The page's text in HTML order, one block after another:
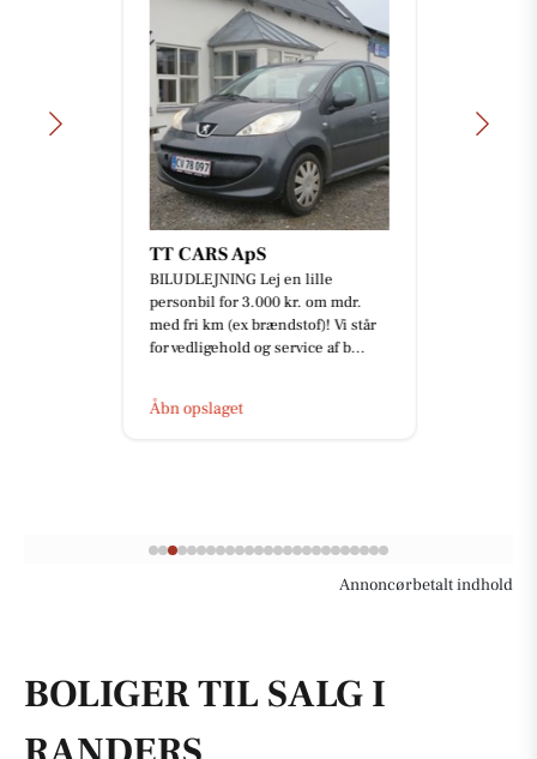
TT CARS ApS
BILUDLEJNING Lej en lille
personbil for 3.000 kr. om mdr.
med fri km (ex brændstof)! Vi står
for vedligehold og service af b...
Åbn opslaget
Annoncørbetalt indhold
BOLIGER TIL SALG I